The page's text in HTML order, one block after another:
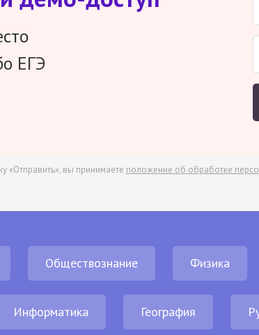
ЕГЭ
«Отправить», вы принимаете положение об обработке
Обществознание Физика
Информатика География